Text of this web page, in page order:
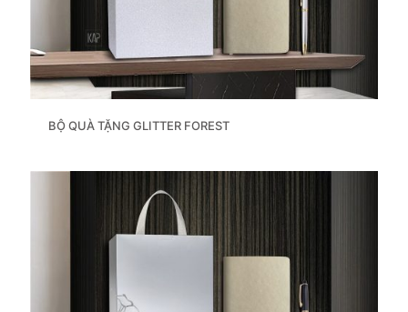
BỘ QUÀ TẶNG GLITTER FOREST